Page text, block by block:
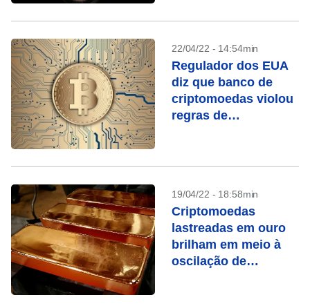
22/04/22 - 14:54min
Regulador dos EUA
diz que banco de
criptomoedas violou
regras de
19/04/22 - 18:58min
Criptomoedas
lastreadas em ouro
brilham em meio à
oscilação de